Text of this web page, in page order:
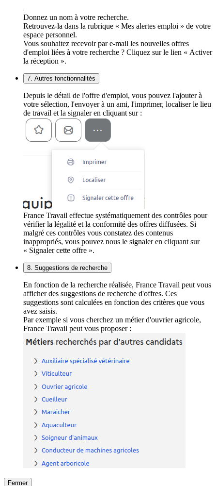
Donnez un nom à votre recherche.
Retrouvez-la dans la rubrique « Mes alertes emploi » de votre
espace personnel.
Vous souhaitez recevoir par e-mail les nouvelles offres
d'emploi liées à votre recherche ? Cliquez sur le lien « Activer
la réception ».
7. Autres fonctionnalités
Depuis le détail de l'offre d'emploi, vous pouvez l'ajouter à
votre sélection, l'envoyer à un ami, l'imprimer, localiser le lieu
de travail et la signaler en cliquant sur :
France Travail effectue systématiquement des contrôles pour
vérifier la légalité et la conformité des offres diffusées. Si
malgré ces contrôles vous constatez des contenus
inappropriés, vous pouvez nous le signaler en cliquant sur
« Signaler cette offre ».
8. Suggestions de recherche
En fonction de la recherche réalisée, France Travail peut vous
afficher des suggestions de recherche d'offres. Ces
suggestions sont calculées en fonction des critères que vous
avez saisis.
Par exemple si vous cherchez un métier d'ouvrier agricole,
France Travail peut vous proposer :
Fermer